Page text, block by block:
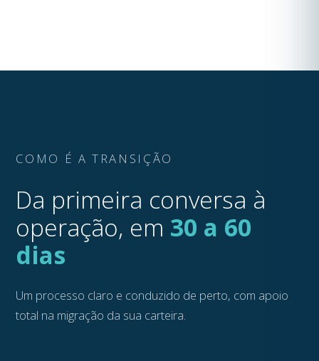
COMO É A TRANSIÇÃO
Da primeira conversa à
operação, em 30 a 60
dias
Um processo claro e conduzido de perto, com apoio
total na migração da sua carteira.